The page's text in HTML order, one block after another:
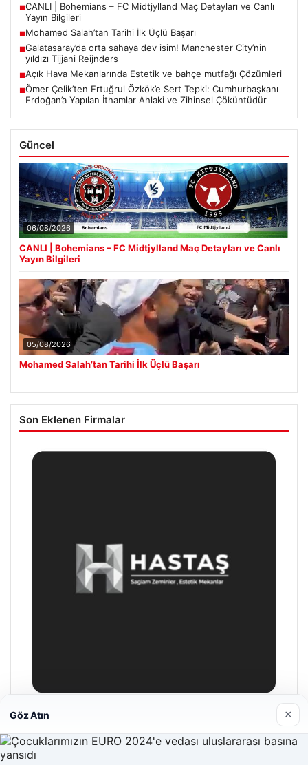
■CANLI | Bohemians – FC Midtjylland Maç Detayları ve Canlı
Yayın Bilgileri
■Mohamed Salah’tan Tarihi İlk Üçlü Başarı
■Galatasaray’da orta sahaya dev isim! Manchester City’nin
yıldızı Tijjani Reijnders
■Açık Hava Mekanlarında Estetik ve bahçe mutfağı Çözümleri
■Ömer Çelik’ten Ertuğrul Özkök’e Sert Tepki: Cumhurbaşkanı
Erdoğan’a Yapılan İthamlar Ahlaki ve Zihinsel Çöküntüdür
Güncel
06/08/2026
CANLI | Bohemians – FC Midtjylland Maç Detayları ve Canlı
Yayın Bilgileri
05/08/2026
Mohamed Salah’tan Tarihi İlk Üçlü Başarı
Son Eklenen Firmalar
Hastaş Beton
26/05/2026
Göz Atın ×